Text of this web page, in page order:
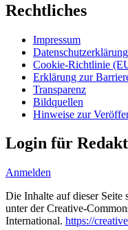
Rechtliches
Impressum
Datenschutzerklärung
Cookie-Richtlinie
Erklärung zur
Transparenz
Bildquellen
Hinweise zur
Login für
Anmelden
Die Inhalte auf dieser Seite
unter der Creative-
International. https://